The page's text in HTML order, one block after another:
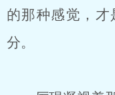
的那种感觉，
分。